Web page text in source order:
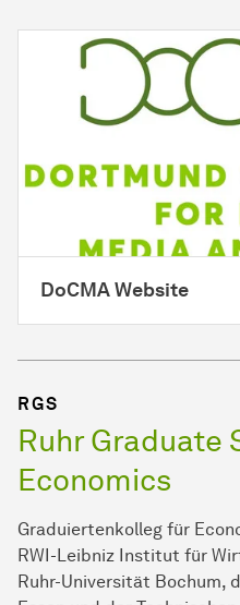
DoCMA Website
RGS
Ruhr Graduate
Economics
Graduiertenkolleg für
RWI-Leibniz Institut für
Ruhr-Universität Bochum,